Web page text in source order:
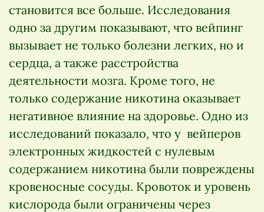
становится все больше. Исследования
одно за другим показывают, что вейпинг
вызывает не только болезни легких, но и
сердца, а также расстройства
деятельности мозга. Кроме того, не
только содержание никотина оказывает
негативное влияние на здоровье. Одно из
исследований показало, что у вейперов
электронных жидкостей с нулевым
содержанием никотина были повреждены
кровеносные сосуды. Кровоток и уровень
кислорода были ограничены через